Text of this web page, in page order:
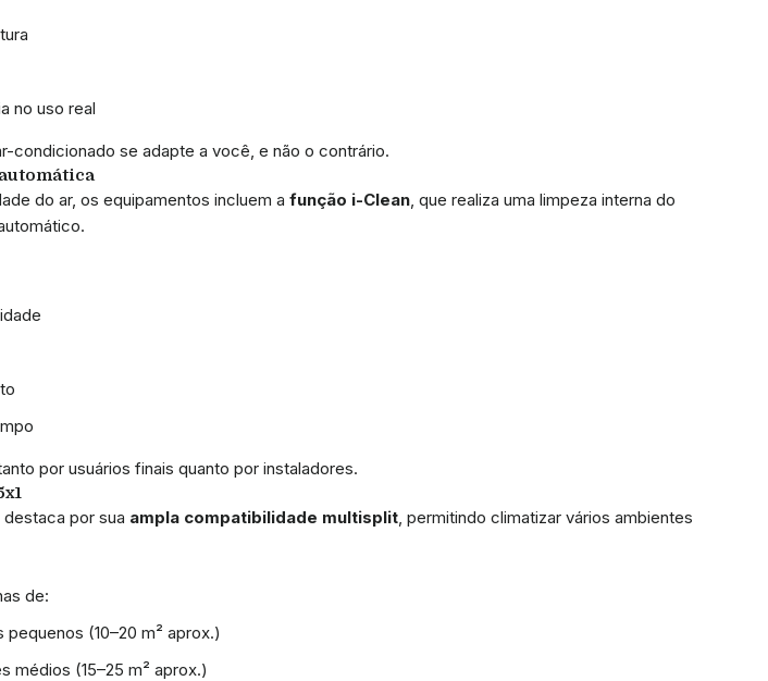
no uso real
condicionado se adapte a você, e não o contrário.
do ar, os equipamentos incluem a função i-Clean, que realiza uma limpeza interna do
por usuários finais quanto por instaladores.
por sua ampla compatibilidade multisplit, permitindo climatizar vários ambientes
de:
(10–20 m² aprox.)
médios (15–25 m² aprox.)